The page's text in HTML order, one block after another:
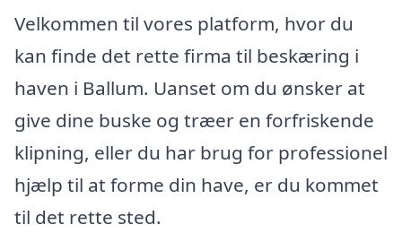
Velkommen til vores platform, hvor du
kan finde det rette firma til beskæring i
haven i Ballum. Uanset om du ønsker at
give dine buske og træer en forfriskende
klipning, eller du har brug for professionel
hjælp til at forme din have, er du kommet
til det rette sted.